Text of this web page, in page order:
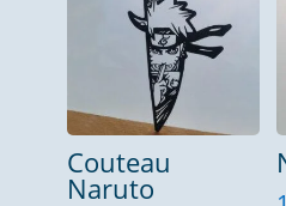
Couteau
Naruto